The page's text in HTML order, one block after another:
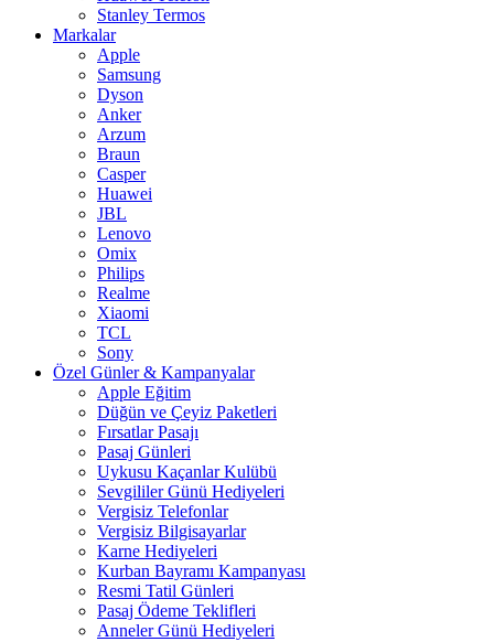
Stanley Termos
Markalar
Apple
Samsung
Dyson
Anker
Arzum
Braun
Casper
Huawei
JBL
Lenovo
Omix
Philips
Realme
Xiaomi
TCL
Sony
Özel Günler & Kampanyalar
Apple Eğitim
Düğün ve Çeyiz Paketleri
Fırsatlar Pasajı
Pasaj Günleri
Uykusu Kaçanlar Kulübü
Sevgililer Günü Hediyeleri
Vergisiz Telefonlar
Vergisiz Bilgisayarlar
Karne Hediyeleri
Kurban Bayramı Kampanyası
Resmi Tatil Günleri
Pasaj Ödeme Teklifleri
Anneler Günü Hediyeleri